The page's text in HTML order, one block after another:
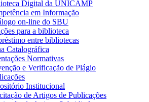
Digital da UNICAMP
em Informação
on-line do SBU
para a biblioteca
entre bibliotecas
Catalográfica
Normativas
e Verificação de Plágio
Institucional
de Artigos de Publicações